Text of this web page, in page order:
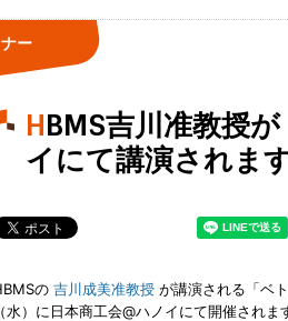
ー
HBMS吉川准教授が「ベトナムの農業と私たちの食」@ハノ
イにて講演されま
の 吉川成美准教授 が講演される「ベ
（水）に日本商工会@ハノイにて開催されま